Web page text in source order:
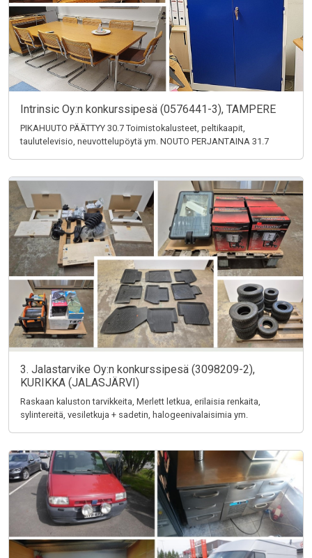
Intrinsic Oy:n konkurssipesä (0576441-3), TAMPERE
PIKAHUUTO PÄÄTTYY 30.7 Toimistokalusteet, peltikaapit,
taulutelevisio, neuvottelupöytä ym. NOUTO PERJANTAINA 31.7
3. Jalastarvike Oy:n konkurssipesä (3098209-2),
KURIKKA (JALASJÄRVI)
Raskaan kaluston tarvikkeita, Merlett letkua, erilaisia renkaita,
sylintereitä, vesiletkuja + sadetin, halogeenivalaisimia ym.